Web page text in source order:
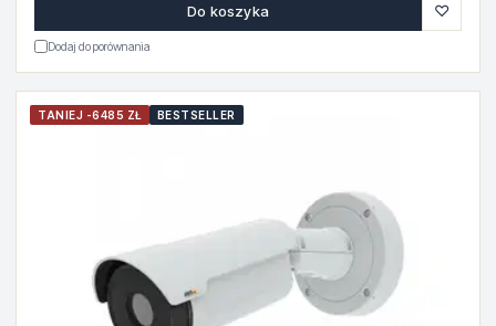
Do koszyka ♡
Dodaj do porównania
TANIEJ -6485 ZŁ BESTSELLER